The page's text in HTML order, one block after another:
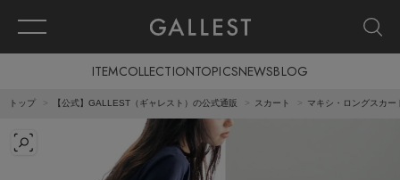
ITEMCOLLECTIONTOPICSNEWSBLOG
トップ 【公式】GALLEST（ギャレスト）の公式通販 スカート マキシ・ロングスカー